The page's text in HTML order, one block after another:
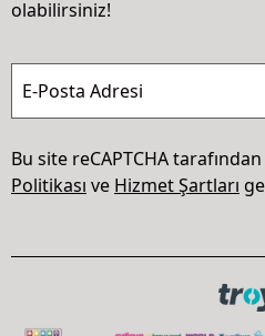
olabilirsiniz!
E-Posta Adresi
Bu site reCAPTCHA
Politikası ve Hizmet Şartları